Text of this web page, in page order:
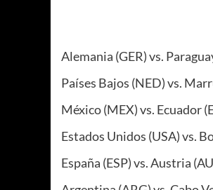
Alemania (GER) vs.
Países Bajos (NED) vs.
México (MEX) vs. Ecuador
Estados Unidos (USA) vs.
España (ESP) vs. Austria